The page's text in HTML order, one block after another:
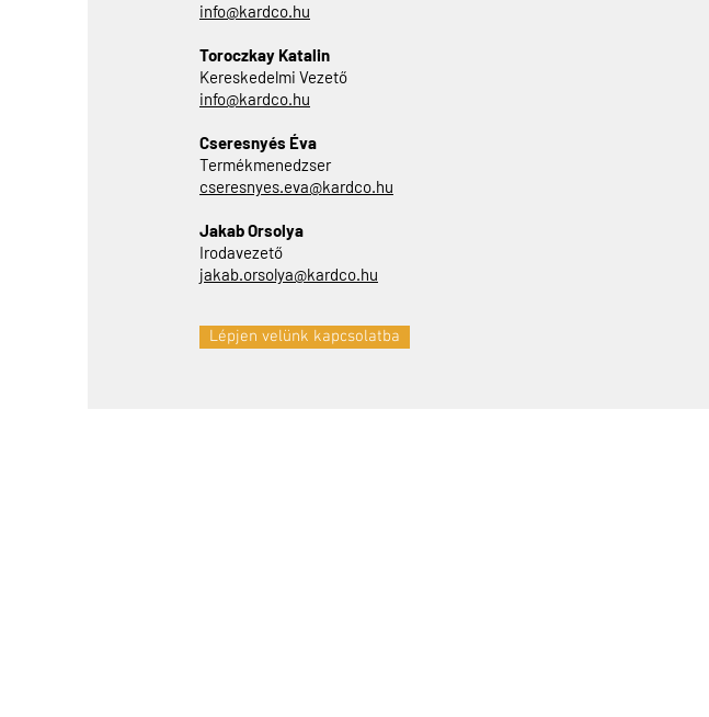
info@kardco.hu
Toroczkay Katalin
Kereskedelmi Vezető
info@kardco.hu
Cseresnyés Éva
Termékmenedzser
cseresnyes.eva@kardco.hu
Jakab Orsolya
Irodavezető
jakab.orsolya@kardco.hu
Lépjen velünk kapcsolatba